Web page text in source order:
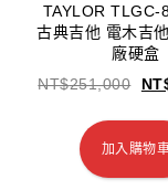
TAYLOR TLGC-
古典吉他 電木吉
廠硬盒
NT$251,000
加入購物